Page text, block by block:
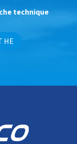
technique
HE